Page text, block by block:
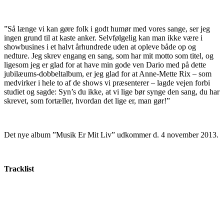
”Så længe vi kan gøre folk i godt humør med vores sange, ser jeg
ingen grund til at kaste anker. Selvfølgelig kan man ikke være i
showbusines i et halvt århundrede uden at opleve både op og
nedture. Jeg skrev engang en sang, som har mit motto som titel, og
ligesom jeg er glad for at have min gode ven Dario med på dette
jubilæums-dobbeltalbum, er jeg glad for at Anne-Mette Rix – som
medvirker i hele to af de shows vi præsenterer – lagde vejen forbi
studiet og sagde: Syn’s du ikke, at vi lige bør synge den sang, du har
skrevet, som fortæller, hvordan det lige er, man gør!”
Det nye album ”Musik Er Mit Liv” udkommer d. 4 november 2013.
Tracklist